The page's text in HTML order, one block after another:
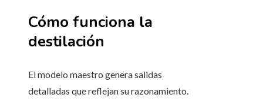
Cómo funciona la
destilación
El modelo maestro genera salidas
detalladas que reflejan su razonamiento.